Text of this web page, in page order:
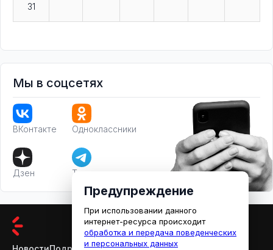
31
Мы в соцсетях
ВКонтакте Одноклассники
Дзен Телеграм
Предупреждение
При использовании данного
интернет-ресурса происходит
обработка и передача поведенческих
и персональных данных